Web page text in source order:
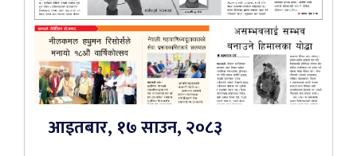
आइतबार, १७ साउन, २०८३